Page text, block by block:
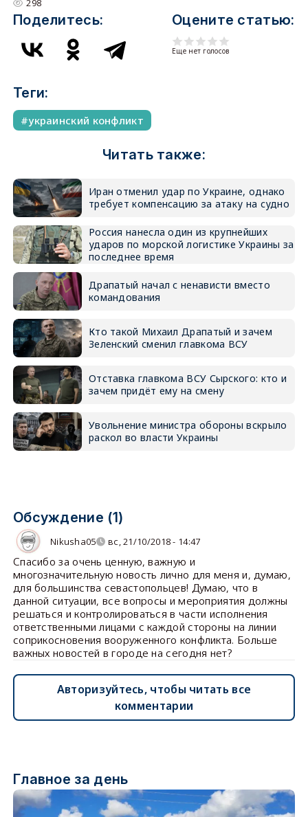
298
Поделитесь: Оцените статью:
Еще нет голосов
Теги:
украинский конфликт
Читать также:
Иран отменил удар по Украине, однако
требует компенсацию за атаку на судно
Россия нанесла один из крупнейших
ударов по морской логистике Украины за
последнее время
Драпатый начал с ненависти вместо
командования
Кто такой Михаил Драпатый и зачем
Зеленский сменил главкома ВСУ
Отставка главкома ВСУ Сырского: кто и
зачем придёт ему на смену
Увольнение министра обороны вскрыло
раскол во власти Украины
Обсуждение (1)
Nikusha05 вс, 21/10/2018 - 14:47
Спасибо за очень ценную, важную и
многозначительную новость лично для меня и, думаю,
для большинства севастопольцев! Думаю, что в
данной ситуации, все вопросы и мероприятия должны
решаться и контролироваться в части исполнения
ответственными лицами с каждой стороны на линии
соприкосновения вооруженного конфликта. Больше
важных новостей в городе на сегодня нет?
Авторизуйтесь, чтобы читать все
комментарии
Главное за день